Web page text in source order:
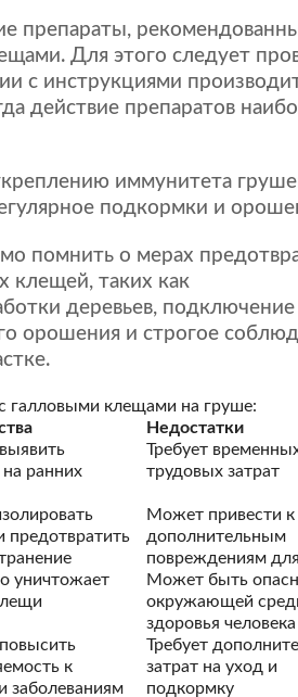
препараты,
Для этого следует
с инструкциями
действие препаратов
иммунитета
подкормки и
помнить о мерах
клещей, таких как
деревьев, подключение
орошения и строгое
галловыми клещами на груше:
Недостатки
ранних
Требует
трудовых затрат
предотвратить
Может привести к
дополнительным
повреждениям
уничтожает
Может быть
окружающей
здоровья человека
к
заболеваниям
Требует
затрат на уход и
подкормку